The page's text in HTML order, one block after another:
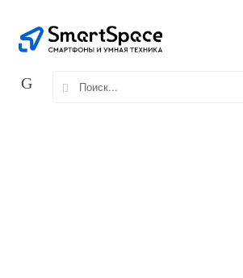
navigation
content
for: